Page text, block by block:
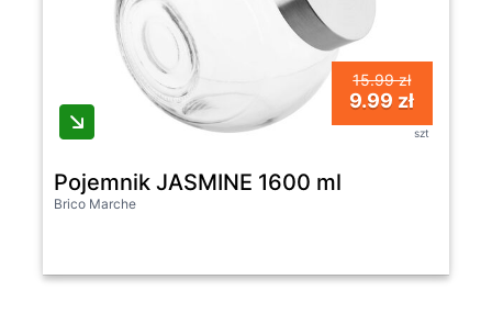
15.99 zł
9.99 zł
szt
Pojemnik JASMINE 1600 ml
Brico Marche